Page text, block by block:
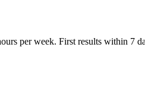
per week. First results within 7